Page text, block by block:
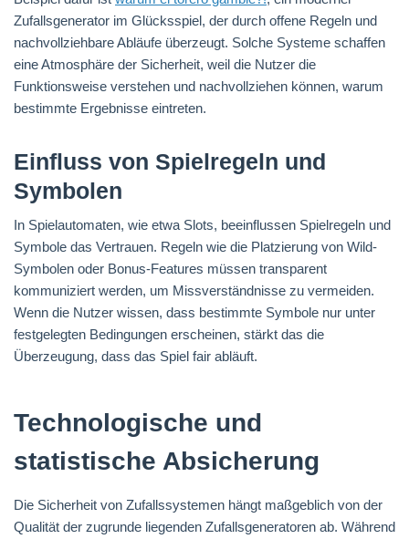
Zufallsgenerator im Glücksspiel, der durch offene Regeln und
nachvollziehbare Abläufe überzeugt. Solche Systeme schaffen
eine Atmosphäre der Sicherheit, weil die Nutzer die
Funktionsweise verstehen und nachvollziehen können, warum
bestimmte Ergebnisse eintreten.
Einfluss von Spielregeln und
Symbolen
In Spielautomaten, wie etwa Slots, beeinflussen Spielregeln und
Symbole das Vertrauen. Regeln wie die Platzierung von Wild-
Symbolen oder Bonus-Features müssen transparent
kommuniziert werden, um Missverständnisse zu vermeiden.
Wenn die Nutzer wissen, dass bestimmte Symbole nur unter
festgelegten Bedingungen erscheinen, stärkt das die
Überzeugung, dass das Spiel fair abläuft.
Technologische und
statistische Absicherung
Die Sicherheit von Zufallssystemen hängt maßgeblich von der
Qualität der zugrunde liegenden Zufallsgeneratoren ab. Während